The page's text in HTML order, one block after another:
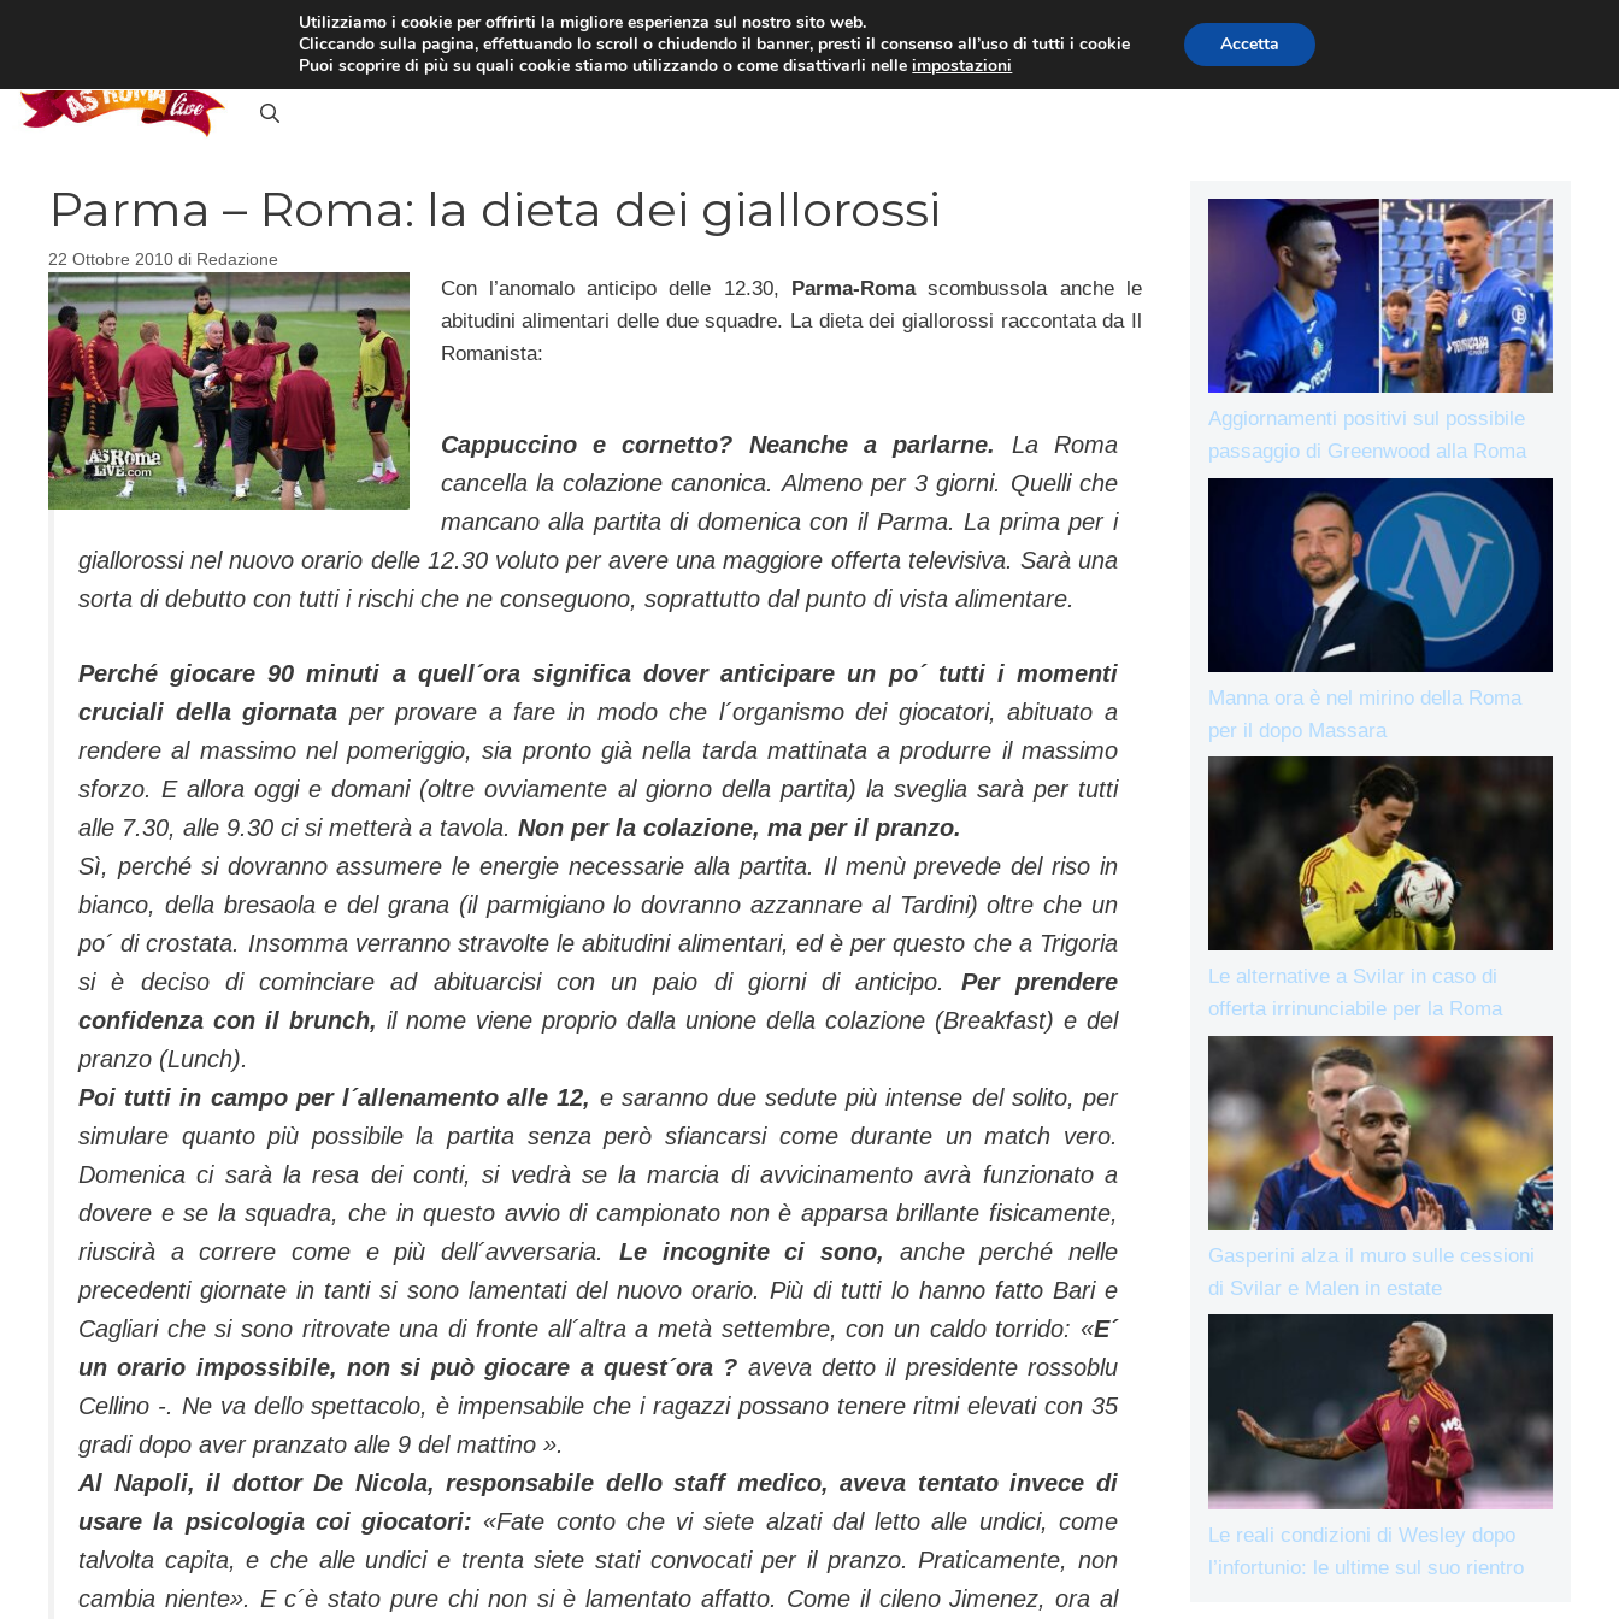
RASSEGNA STAMPA INTERVISTE CALCIOMERCATO CAMPIONATO SERIE A L’AVVERSARIO
Parma – Roma: la dieta dei giallorossi
22 Ottobre 2010 di Redazione
Con l’anomalo anticipo delle 12.30, Parma-Romascombussola anche le
abitudini alimentari delle due squadre. La dieta dei giallorossi raccontata da Il
Romanista:
Cappuccino e cornetto? Neanche a parlarne.
La Roma
cancella la colazione canonica. Almeno per 3 giorni. Quelli che
mancano alla partita di domenica con il Parma. La prima per i
giallorossi nel nuovo orario delle 12.30 voluto per avere una maggiore offerta televisiva. Sarà una
sorta di debutto con tutti i rischi che ne conseguono, soprattutto dal punto di vista alimentare.
Perché giocare 90 minuti a quell´ora significa dover anticipare un po´ tutti i momenti
cruciali della giornata per provare a fare in modo che l´organismo dei giocatori, abituato a
rendere al massimo nel pomeriggio, sia pronto già nella tarda mattinata a produrre il massimo
sforzo. E allora oggi e domani (oltre ovviamente al giorno della partita) la sveglia sarà per tutti
alle 7.30, alle 9.30 ci si metterà a tavola. Non per la colazione, ma per il pranzo.
Sì, perché si dovranno assumere le energie necessarie alla partita. Il menù prevede del riso in
bianco, della bresaola e del grana (il parmigiano lo dovranno azzannare al Tardini) oltre che un
po´ di crostata. Insomma verranno stravolte le abitudini alimentari, ed è per questo che a Trigoria
si è deciso di cominciare ad abituarcisi con un paio di giorni di anticipo.
Per prendere
confidenza con il brunch, il nome viene proprio dalla unione della colazione (Breakfast) e del
pranzo (Lunch).
Poi tutti in campo per l´allenamento alle 12, e saranno due sedute più intense del solito, per
simulare quanto più possibile la partita senza però sfiancarsi come durante un match vero.
Domenica ci sarà la resa dei conti, si vedrà se la marcia di avvicinamento avrà funzionato a
dovere e se la squadra, che in questo avvio di campionato non è apparsa brillante fisicamente,
riuscirà a correre come e più dell´avversaria.
Le incognite ci sono, anche perché nelle
precedenti giornate in tanti si sono lamentati del nuovo orario. Più di tutti lo hanno fatto Bari e
Cagliari che si sono ritrovate una di fronte all´altra a metà settembre, con un caldo torrido: «E´
un orario impossibile, non si può giocare a quest´ora ? aveva detto il presidente rossoblu
Cellino -. Ne va dello spettacolo, è impensabile che i ragazzi possano tenere ritmi elevati con 35
gradi dopo aver pranzato alle 9 del mattino ».
Al Napoli, il dottor De Nicola, responsabile dello staff medico, aveva tentato invece di
usare la psicologia coi giocatori: «Fate conto che vi siete alzati dal letto alle undici, come
talvolta capita, e che alle undici e trenta siete stati convocati per il pranzo. Praticamente, non
cambia niente». E c´è stato pure chi non si è lamentato affatto. Come il cileno Jimenez, ora al
Aggiornamenti positivi sul possibile
passaggio di Greenwood alla Roma
Manna ora è nel mirino della Roma
per il dopo Massara
Le alternative a Svilar in caso di
offerta irrinunciabile per la Roma
Gasperini alza il muro sulle cessioni
di Svilar e Malen in estate
Le reali condizioni di Wesley dopo
l’infortunio: le ultime sul suo rientro
Utilizziamo i cookie per offrirti la migliore esperienza sul nostro sito web.
Cliccando sulla pagina, effettuando lo scroll o chiudendo il banner, presti il consenso all’uso di tutti i cookie
Puoi scoprire di più su quali cookie stiamo utilizzando o come disattivarli nelleimpostazioni
Accetta